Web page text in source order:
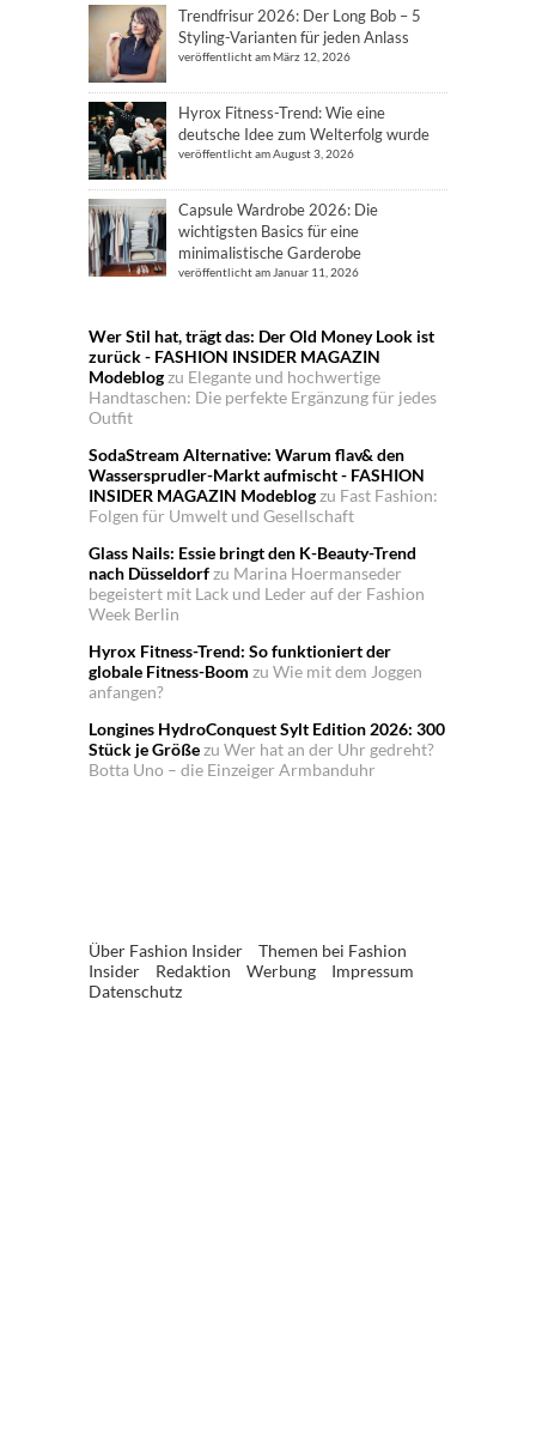
Trendfrisur 2026: Der Long Bob – 5
Styling-Varianten für jeden Anlass
veröffentlicht am März 12, 2026
Hyrox Fitness-Trend: Wie eine
deutsche Idee zum Welterfolg wurde
veröffentlicht am August 3, 2026
Capsule Wardrobe 2026: Die
wichtigsten Basics für eine
minimalistische Garderobe
veröffentlicht am Januar 11, 2026
Wer Stil hat, trägt das: Der Old Money Look ist
zurück - FASHION INSIDER MAGAZIN
Modeblogzu Elegante und hochwertige
Handtaschen: Die perfekte Ergänzung für jedes
Outfit
SodaStream Alternative: Warum flav& den
Wassersprudler-Markt aufmischt - FASHION
INSIDER MAGAZIN Modeblogzu Fast Fashion:
Folgen für Umwelt und Gesellschaft
Glass Nails: Essie bringt den K-Beauty-Trend
nach Düsseldorfzu Marina Hoermanseder
begeistert mit Lack und Leder auf der Fashion
Week Berlin
Hyrox Fitness-Trend: So funktioniert der
globale Fitness-Boom zu Wie mit dem Joggen
anfangen?
Longines HydroConquest Sylt Edition 2026: 300
Stück je Größezu Wer hat an der Uhr gedreht?
Botta Uno – die Einzeiger Armbanduhr
Über Fashion Insider
Themen bei Fashion
Insider
Redaktion Werbung
Impressum
Datenschutz